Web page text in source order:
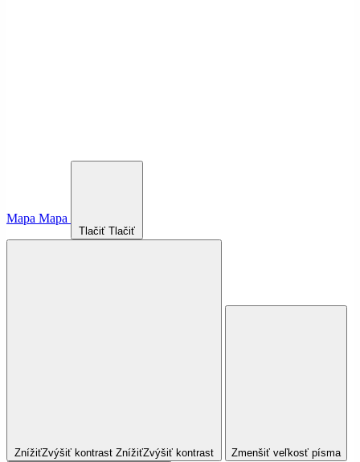
Mapa Mapa
Tlačiť Tlačiť
ZnížiťZvýšiť kontrast ZnížiťZvýšiť kontrast Zmenšiť veľkosť písma